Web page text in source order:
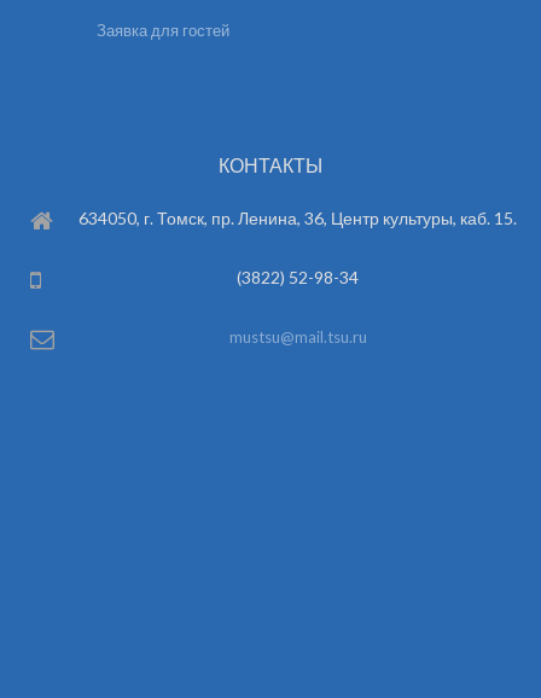
Заявка для гостей
КОНТАКТЫ
634050, г. Томск, пр. Ленина, 36, Центр культуры, каб. 15.
(3822) 52-98-34
mustsu@mail.tsu.ru